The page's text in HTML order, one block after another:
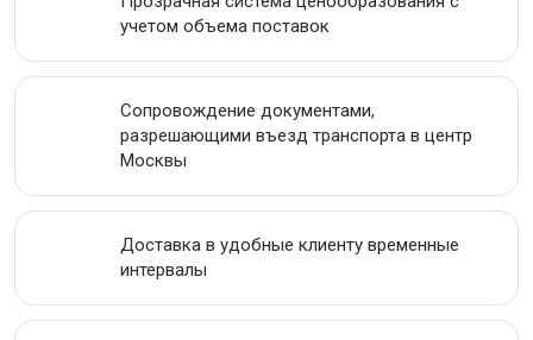
учетом объема поставок
Сопровождение документами,
разрешающими въезд транспорта в центр
Москвы
Доставка в удобные клиенту временные
интервалы